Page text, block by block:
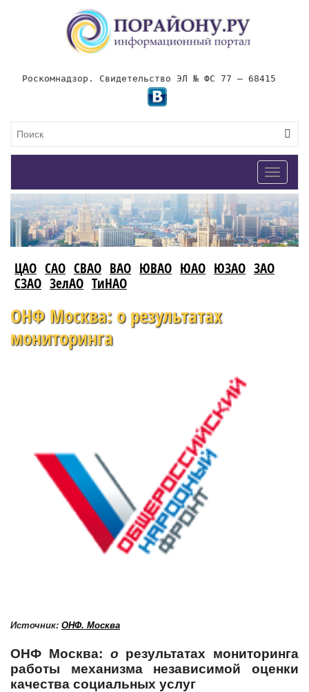
Роскомнадзор. Свидетельство ЭЛ № ФС 77 – 68415
Toggle
ЦАО САО СВАО ВАО ЮВАО ЮАО ЮЗАО ЗАО
СЗАО ЗелАО ТиНАО
ОНФ Москва: о результатах
мониторинга
Источник: ОНФ. Москва
ОНФ Москва: о результатах мониторинга
работы механизма независимой оценки
качества социальных услуг